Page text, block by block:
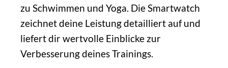
zu Schwimmen und Yoga. Die Smartwatch
zeichnet deine Leistung detailliert auf und
liefert dir wertvolle Einblicke zur
Verbesserung deines Trainings.